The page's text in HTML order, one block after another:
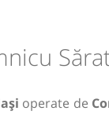
operate de